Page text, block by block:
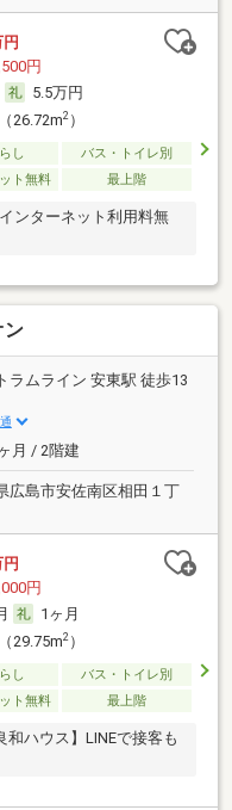
円
円
5.5万円
26.72m2）
し
バス・トイレ別
ト無料 最上階
ンターネット利用料無
ラムライン 安東駅 徒歩13
月 / 2階建
広島市安佐南区相田１丁
円
1ヶ月
29.75m2）
し
バス・トイレ別
ト無料 最上階
ハウス】LINEで接客も